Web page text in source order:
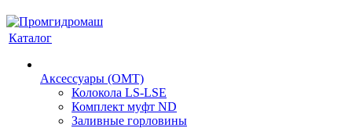
Каталог
Аксессуары (OMT)
Колокола LS-LSE
Комплект муфт ND
Заливные горловины